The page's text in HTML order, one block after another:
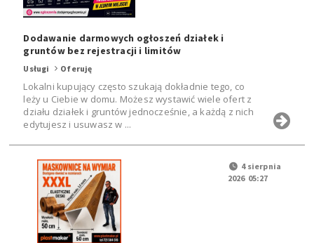
Dodawanie darmowych ogłoszeń działek i
gruntów bez rejestracji i limitów
Usługi Oferuję
Lokalni kupujący często szukają dokładnie tego, co
leży u Ciebie w domu. Możesz wystawić wiele ofert z
działu działek i gruntów jednocześnie, a każdą z nich
edytujesz i usuwasz w ...
4 sierpnia
2026 05:27